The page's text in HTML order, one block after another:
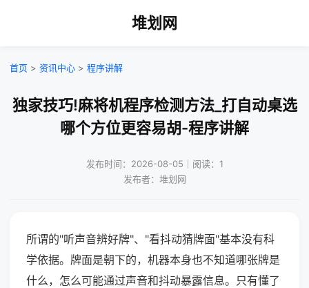
堆划网
首页 > 资讯中心 > 程序讲解
独家技巧!麻将机程序检测方法_打自动桌选
哪个方位更容易胡-程序讲解
发布时间：2026-08-05｜阅读：1
发布者：堆划网
所谓的"听声音辨好牌"、"看抖动猜牌面"基本没有科
学依据。牌面是朝下的，机器本身也不知道哪张牌是
什么，怎么可能通过声音和抖动暴露信息。只有懂了